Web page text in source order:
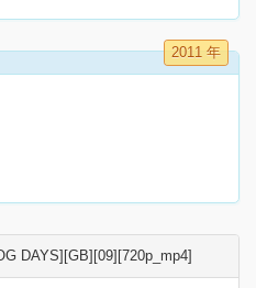
2011 年
DAYS][GB][09][720p_mp4]